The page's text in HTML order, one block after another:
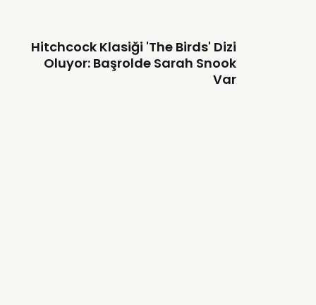
Hitchcock Klasiği 'The Birds' Dizi
Oluyor: Başrolde Sarah Snook
Var